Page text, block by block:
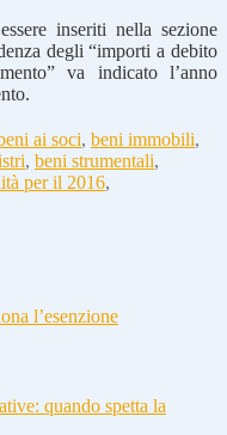
inseriti nella sezione
degli “importi a debito
va indicato l’anno
ai soci, beni immobili,
, beni strumentali,
per il 2016,
l’esenzione
quando spetta la